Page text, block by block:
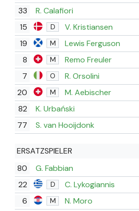
33 R. Calafiori
15 D V. Kristiansen
19 M Lewis Ferguson
8 M Remo Freuler
7 O R. Orsolini
20 M M. Aebischer
82 K. Urbański
77 S. van Hooijdonk
ERSATZSPIELER
80
G. Fabbian
22 D C. Lykogiannis
6 M N. Moro